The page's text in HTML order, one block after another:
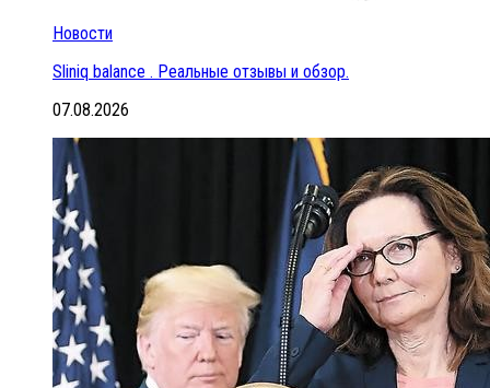
Новости
Sliniq balance . Реальные отзывы и обзор.
07.08.2026